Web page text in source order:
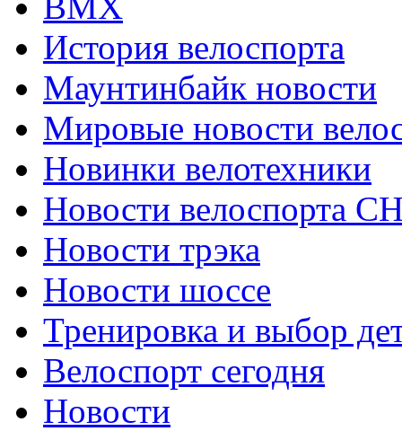
История велоспорта
Маунтинбайк новости
Мировые новости
Новинки велотехники
Новости велоспорта
Новости трэка
Новости шоссе
Тренировка и выбор
Велоспорт сегодня
Новости